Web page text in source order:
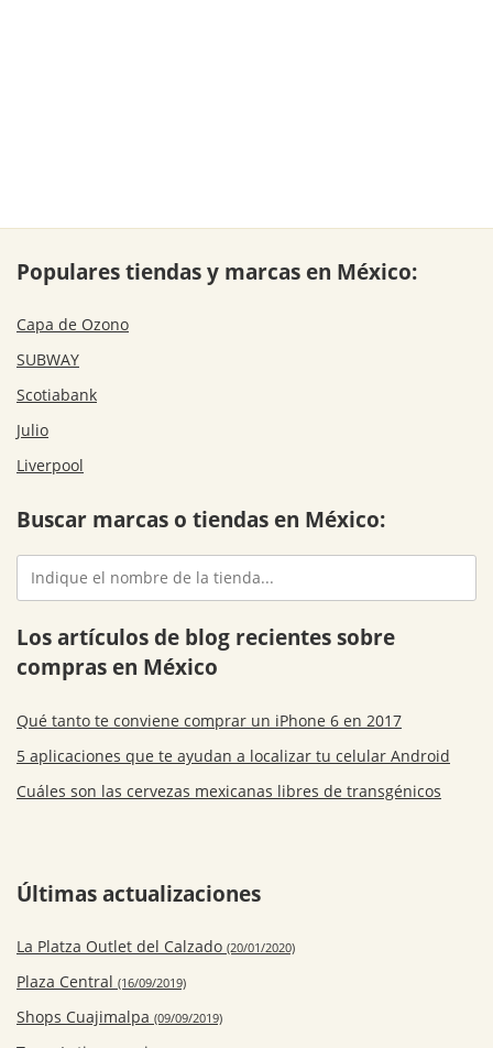
Populares tiendas y marcas en México:
Capa de Ozono
SUBWAY
Scotiabank
Julio
Liverpool
Buscar marcas o tiendas en México:
Los artículos de blog recientes sobre
compras en México
Qué tanto te conviene comprar un iPhone 6 en 2017
5 aplicaciones que te ayudan a localizar tu celular Android
Cuáles son las cervezas mexicanas libres de transgénicos
Últimas actualizaciones
La Platza Outlet del Calzado (20/01/2020)
Plaza Central (16/09/2019)
Shops Cuajimalpa (09/09/2019)